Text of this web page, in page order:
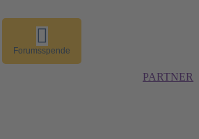
Forumsspende
PARTNER